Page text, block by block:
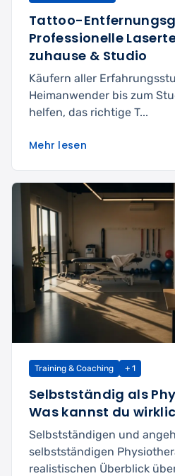
Tattoo-
Professionelle
zuhause & Studio
Käufern aller
Heimanwender bis zum
helfen, das richtige T...
Mehr lesen
Training & Coaching + 1
Selbstständig als
Was kannst du
Selbstständigen und
selbstständigen
realistischen Überblick